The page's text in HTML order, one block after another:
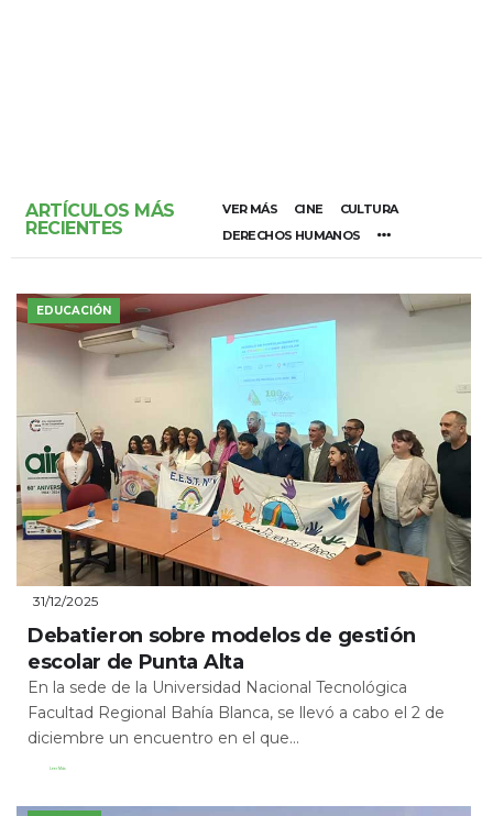
ARTÍCULOS MÁS
RECIENTES
VER MÁS CINE
CULTURA
DERECHOS HUMANOS
EDUCACIÓN
31/12/2025
Debatieron sobre modelos de gestión
escolar de Punta Alta
En la sede de la Universidad Nacional Tecnológica
Facultad Regional Bahía Blanca, se llevó a cabo el 2 de
diciembre un encuentro en el que...
Leer Más